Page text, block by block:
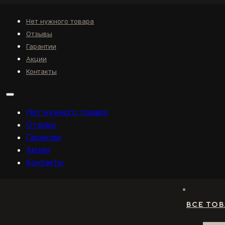
Нет нужного товара
Отзывы
Гарантии
Акции
Контакты
Нет нужного товара
Отзывы
Гарантии
Акции
Контакты
ВСЕ